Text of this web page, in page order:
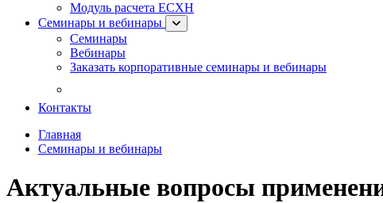
Модуль расчета ЕСХН
Семинары и вебинары
Семинары
Вебинары
Заказать корпоративные семинары и вебинары
Контакты
Главная
Семинары и вебинары
Актуальные вопросы